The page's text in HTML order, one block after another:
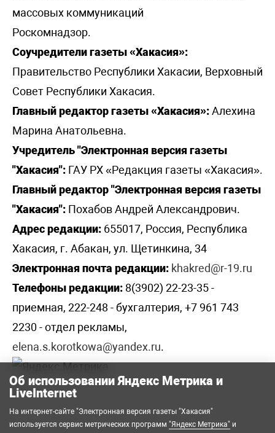
массовых коммуникаций
Роскомнадзор.
Соучредители газеты «Хакасия»:
Правительство Республики Хакасии, Верховный
Совет Республики Хакасия.
Главный редактор газеты «Хакасия»:Алехина
Марина Анатольевна.
Учредитель "Электронная версия газеты
"Хакасия": ГАУ РХ «Редакция газеты «Хакасия».
Главный редактор "Электронная версия газеты
"Хакасия": Похабов Андрей Александрович.
Адрес редакции: 655017, Россия, Республика
Хакасия, г. Абакан, ул. Щетинкина, 34
Электронная почта редакции: khakred@r-19.ru
Телефоны редакции: 8(3902) 22-23-35 -
приемная, 222-248 - бухгалтерия, +7 961 743
2230 - отдел рекламы,
elena.s.korotkowa@yandex.ru.
Об использовании Яндекс Метрика и
LiveInternet
На интернет-сайте "Электронная версия газеты "Хакасия"
используется сервис метрических программ "Яндекс Метрика" и